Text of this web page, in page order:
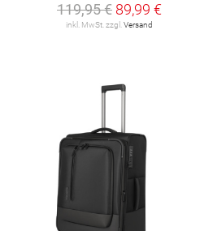
119,95 € 89,99 €
inkl. MwSt. zzgl.Versand